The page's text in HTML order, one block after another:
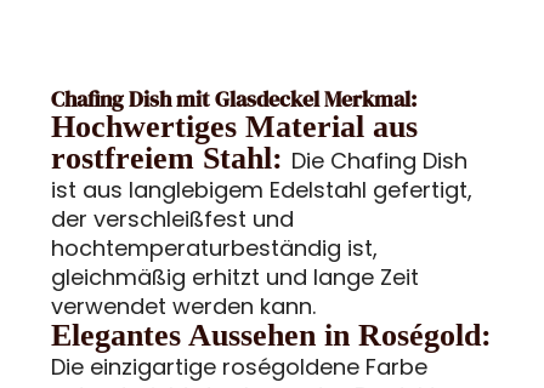
Chafing Dish mit Glasdeckel Merkmal:
Hochwertiges Material aus
rostfreiem Stahl: Die Chafing Dish
ist aus langlebigem Edelstahl gefertigt,
der verschleißfest und
hochtemperaturbeständig ist,
gleichmäßig erhitzt und lange Zeit
verwendet werden kann.
Elegantes Aussehen in Roségold:
Die einzigartige roségoldene Farbe